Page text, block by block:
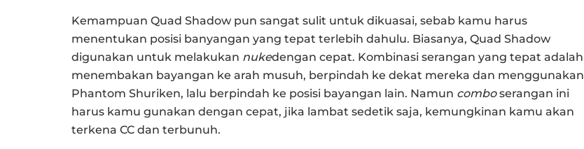
Kemampuan Quad Shadow pun sangat sulit untuk dikuasai, sebab kamu harus
menentukan posisi banyangan yang tepat terlebih dahulu. Biasanya, Quad Shadow
digunakan untuk melakukan nukedengan cepat. Kombinasi serangan yang tepat adalah
menembakan bayangan ke arah musuh, berpindah ke dekat mereka dan menggunakan
Phantom Shuriken, lalu berpindah ke posisi bayangan lain. Namun comboserangan ini
harus kamu gunakan dengan cepat, jika lambat sedetik saja, kemungkinan kamu akan
terkena CC dan terbunuh.